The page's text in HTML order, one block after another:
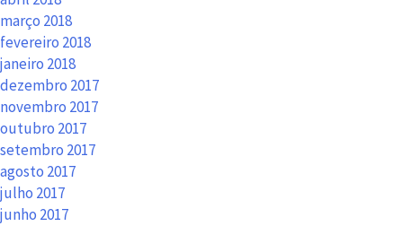
março 2018
fevereiro 2018
janeiro 2018
dezembro 2017
novembro 2017
outubro 2017
setembro 2017
agosto 2017
julho 2017
junho 2017